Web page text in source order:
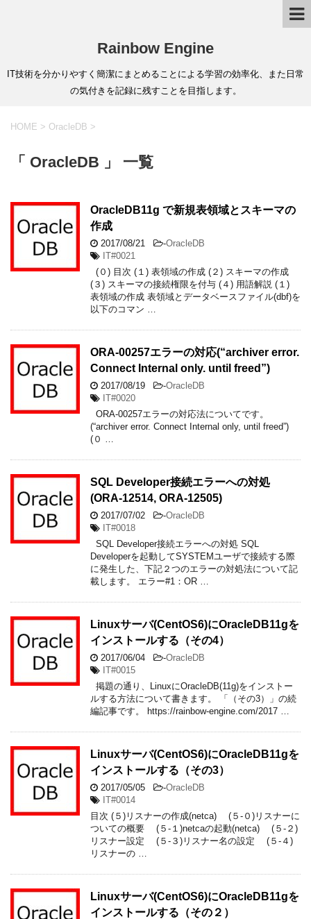
Rainbow Engine
IT技術を分かりやすく簡潔にまとめることによる学習の効率化、また日常
の気付きを記録に残すことを目指します。
HOME > OracleDB >
「 OracleDB 」 一覧
OracleDB11g で新規表領域とスキーマの
作成
2017/08/21 -OracleDB
IT#0021
(０) 目次 (１) 表領域の作成 (２) スキーマの作成
(３) スキーマの接続権限を付与 (４) 用語解説 (１)
表領域の作成 表領域とデータベースファイル(dbf)を
以下のコマン …
ORA-00257エラーの対応(“archiver error.
Connect Internal only. until freed”)
2017/08/19 -OracleDB
IT#0020
ORA-00257エラーの対応法についてです。
(“archiver error. Connect Internal only, until freed”)
(０ …
SQL Developer接続エラーへの対処
(ORA-12514, ORA-12505)
2017/07/02 -OracleDB
IT#0018
SQL Developer接続エラーへの対処 SQL
Developerを起動してSYSTEMユーザで接続する際
に発生した、下記２つのエラーの対処法について記
載します。 エラー#1：OR …
Linuxサーバ(CentOS6)にOracleDB11gを
インストールする（その4）
2017/06/04 -OracleDB
IT#0015
掲題の通り、LinuxにOracleDB(11g)をインストー
ルする方法について書きます。 「（その3）」の続
編記事です。 https://rainbow-engine.com/2017 …
Linuxサーバ(CentOS6)にOracleDB11gを
インストールする（その3）
2017/05/05 -OracleDB
IT#0014
目次 (５)リスナーの作成(netca) (５-０)リスナーに
ついての概要 (５-１)netcaの起動(netca) (５-２)
リスナー設定 (５-３)リスナー名の設定 (５-４)
リスナーの …
Linuxサーバ(CentOS6)にOracleDB11gを
インストールする（その２）